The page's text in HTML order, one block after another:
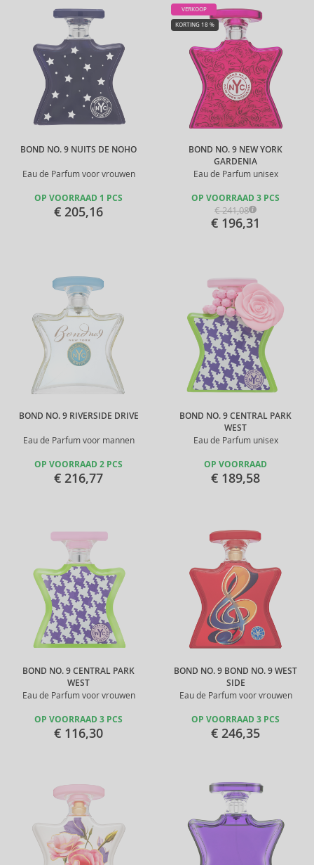
BOND NO. 9 NUITS DE NOHO
Eau de Parfum voor vrouwen
OP VOORRAAD 1 PCS
€ 205,16
BOND NO. 9 NEW YORK
GARDENIA
Eau de Parfum unisex
VERKOOP
KORTING 18 %
OP VOORRAAD 3 PCS
€ 241,08
€ 196,31
BOND NO. 9 RIVERSIDE DRIVE
Eau de Parfum voor mannen
OP VOORRAAD 2 PCS
€ 216,77
BOND NO. 9 CENTRAL PARK
WEST
Eau de Parfum unisex
OP VOORRAAD
€ 189,58
BOND NO. 9 CENTRAL PARK
WEST
Eau de Parfum voor vrouwen
OP VOORRAAD 3 PCS
€ 116,30
BOND NO. 9 BOND NO. 9 WEST
SIDE
Eau de Parfum voor vrouwen
OP VOORRAAD 3 PCS
€ 246,35